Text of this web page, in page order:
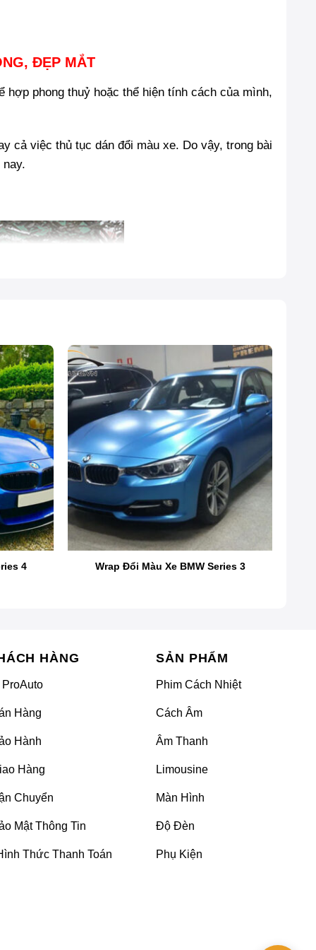
ĐẸP MẮT
hợp phong thuỷ hoặc thể hiện tính cách của mình,
cả việc thủ tục dán đổi màu xe. Do vậy, trong bài
Việt Nam, sự ảnh hưởng xấu từ tia UV của mặt
được vẻ sáng bóng cho chiếc BMW Series 1 của
xuất từ nhựa PVC có lớp keo bám dính. Dán
xe ưa chuộng.
4 Wrap Đổi Màu Xe BMW Series 3
HÀNG
Hàng
Hành
Hàng
Chuyển
Mật Thông Tin
Thức Thanh Toán
SẢN PHẨM
Phim Cách Nhiệt
Cách Âm
Âm Thanh
Limousine
Màn Hình
Độ Đèn
Phụ Kiện